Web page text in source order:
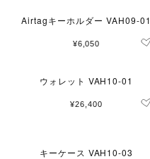
Airtagキーホルダー VAH09-01
¥6,050
ウォレット VAH10-01
¥26,400
キーケース VAH10-03